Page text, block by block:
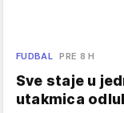
FUDBAL PRE 8 H
Sve staje u
utakmica